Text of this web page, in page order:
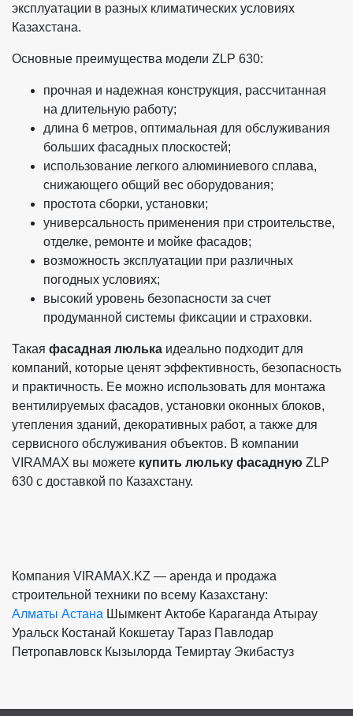
эксплуатации в разных климатических условиях
Казахстана.
Основные преимущества модели ZLP 630:
прочная и надежная конструкция, рассчитанная
на длительную работу;
длина 6 метров, оптимальная для обслуживания
больших фасадных плоскостей;
использование легкого алюминиевого сплава,
снижающего общий вес оборудования;
простота сборки, установки;
универсальность применения при строительстве,
отделке, ремонте и мойке фасадов;
возможность эксплуатации при различных
погодных условиях;
высокий уровень безопасности за счет
продуманной системы фиксации и страховки.
Такая фасадная люлька идеально подходит для
компаний, которые ценят эффективность, безопасность
и практичность. Ее можно использовать для монтажа
вентилируемых фасадов, установки оконных блоков,
утепления зданий, декоративных работ, а также для
сервисного обслуживания объектов. В компании
VIRAMAX вы можете купить люльку фасадную ZLP
630 с доставкой по Казахстану.
Компания VIRAMAX.KZ — аренда и продажа
строительной техники по всему Казахстану:
Алматы Астана Шымкент Актобе Караганда Атырау
Уральск Костанай Кокшетау Тараз Павлодар
Петропавловск Кызылорда Темиртау Экибастуз